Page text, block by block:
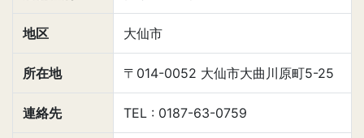
地区 大仙市
所在地 〒014-0052 大仙市大曲川原町5-25
連絡先 TEL : 0187-63-0759